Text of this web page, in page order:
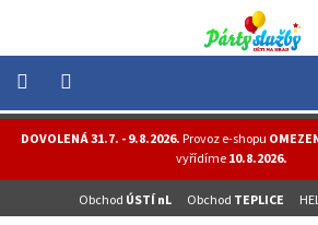
obsah
DOVOLENÁ 31.7. - 9.8.2026.Provoz e-shopu
vyřídíme10.8.2026.
Obchod ÚSTÍ nL Obchod TEPLICE
NOVINKY